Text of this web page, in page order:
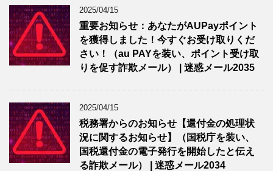
2025/04/15
重要お知らせ：あなたがAUPayポイント
を獲得しました！今すぐお受け取りくだ
さい！（au PAYを装い、ポイント受け取
りを促す詐欺メール） | 迷惑メール2035
2025/04/15
税務署からのお知らせ【還付金の処理状
況に関するお知らせ】（国税庁を装い、
国税還付金の電子発行を開始したと伝え
る詐欺メール） | 迷惑メール2034